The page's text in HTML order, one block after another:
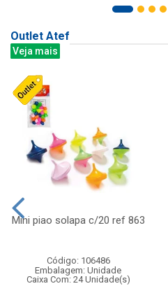
Outlet Atef
Veja mais
Mini piao solapa c/20 ref 863
Código: 106486
Embalagem: Unidade
Caixa Com: 24 Unidade(s)